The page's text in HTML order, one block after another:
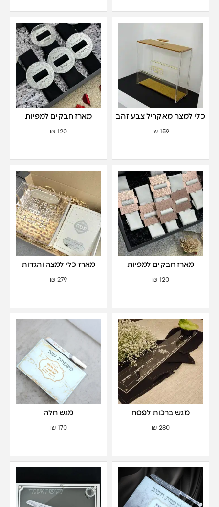
כלי למצה מאקריל צבע זהב
159
₪
מארז חבקים למפיות
120
₪
מארז חבקים למפיות
120
₪
מארז כלי למצה והגדות
279
₪
מגש ברכות לפסח
280
₪
מגש חלה
170
₪